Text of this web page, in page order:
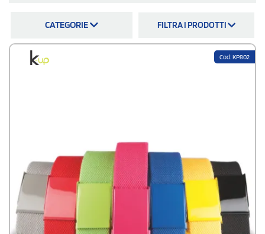
un tocco di eleganza per completare il tuo look professionale, una
sperimentare con accessori di moda, le cinture più trendy con dettagli
unici possono aggiungere quel tocco di originalità al tuo abbigliamento.
Un gruppo di lavoro ha bisogno di una divisa completa. Le cinture
procedure d'ordine rapide e semplici. Non perdere l'opportunità di
aggiornare il tuo guardaroba con le nostre esclusive cinture per
pantaloni da uomo.
CATEGORIE FILTRA I PRODOTTI
Cod: KP802